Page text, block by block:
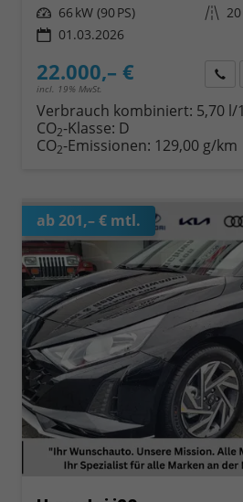
Leistung 66 kW (90 PS) Kilometerstand
01.03.2026
22.000,– €
incl. 19% MwSt.
Verbrauch kombiniert: 5,70 l/
CO2-Klasse: D
CO2-Emissionen: 129,00 g/km
ab 201,– € mtl.